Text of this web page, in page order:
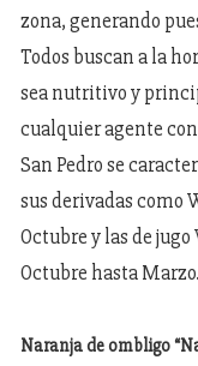
zona, generando
Todos buscan a la
sea nutritivo y
cualquier agente
San Pedro se
sus derivadas como
Octubre y las de
Octubre hasta Marzo.
Naranja de ombligo